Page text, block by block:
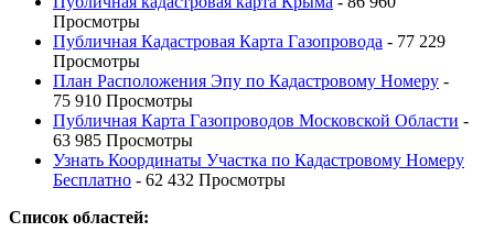
Просмотры
Публичная Кадастровая Карта Газопровода - 77 229
Просмотры
План Расположения Эпу по Кадастровому Номеру -
75 910 Просмотры
Публичная Карта Газопроводов Московской Области -
63 985 Просмотры
Узнать Координаты Участка по Кадастровому Номеру
Бесплатно - 62 432 Просмотры
Список областей: